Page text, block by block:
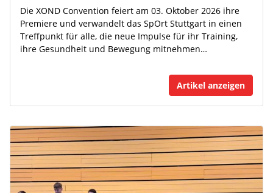
Die XOND Convention feiert am 03. Oktober 2026 ihre
Premiere und verwandelt das SpOrt Stuttgart in einen
Treffpunkt für alle, die neue Impulse für ihr Training,
ihre Gesundheit und Bewegung mitnehmen…
Artikel anzeigen